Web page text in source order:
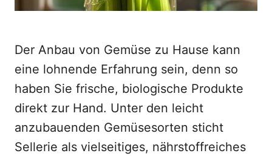
Der Anbau von Gemüse zu Hause kann
eine lohnende Erfahrung sein, denn so
haben Sie frische, biologische Produkte
direkt zur Hand. Unter den leicht
anzubauenden Gemüsesorten sticht
Sellerie als vielseitiges, nährstoffreiches